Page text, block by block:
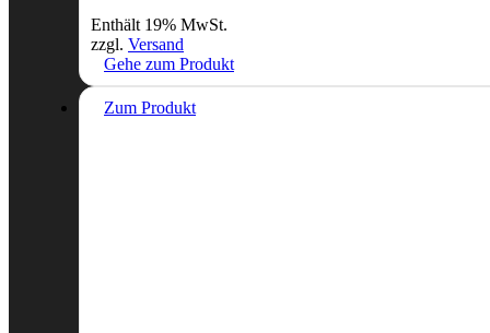
Enthält 19% MwSt.
zzgl. Versand
Gehe zum Produkt
Zum Produkt